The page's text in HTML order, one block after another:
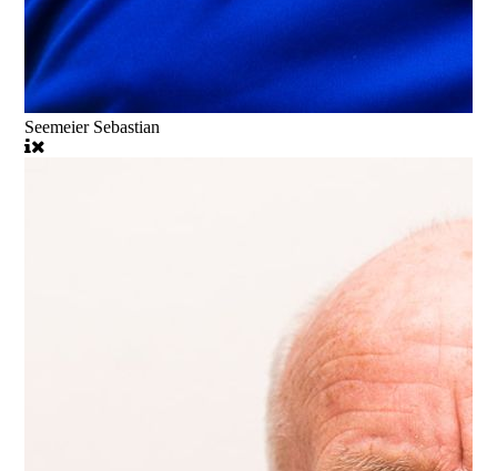
Seemeier Sebastian